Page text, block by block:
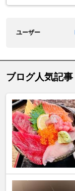
ユーザー
ブログ人気記事